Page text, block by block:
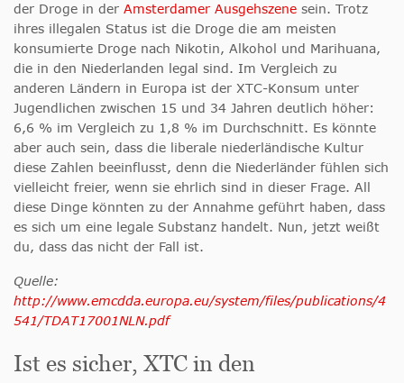
der Droge in der Amsterdamer Ausgehszene sein. Trotz
ihres illegalen Status ist die Droge die am meisten
konsumierte Droge nach Nikotin, Alkohol und Marihuana,
die in den Niederlanden legal sind. Im Vergleich zu
anderen Ländern in Europa ist der XTC-Konsum unter
Jugendlichen zwischen 15 und 34 Jahren deutlich höher:
6,6 % im Vergleich zu 1,8 % im Durchschnitt. Es könnte
aber auch sein, dass die liberale niederländische Kultur
diese Zahlen beeinflusst, denn die Niederländer fühlen sich
vielleicht freier, wenn sie ehrlich sind in dieser Frage. All
diese Dinge könnten zu der Annahme geführt haben, dass
es sich um eine legale Substanz handelt. Nun, jetzt weißt
du, dass das nicht der Fall ist.
Quelle:
http://www.emcdda.europa.eu/system/files/publications/4
541/TDAT17001NLN.pdf
Ist es sicher, XTC in den